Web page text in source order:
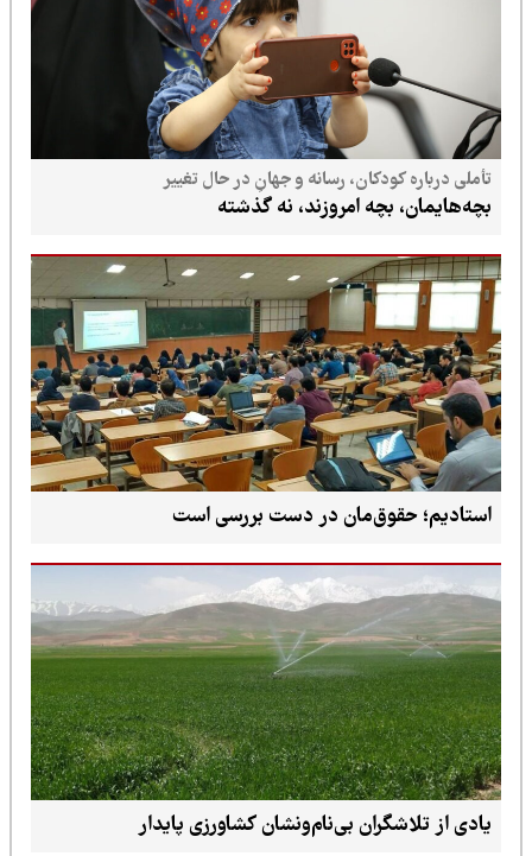
تأملی درباره کودکان، رسانه و جهانِ در حال تغییر
بچه‌هایمان، بچه امروزند، نه گذشته
استادیم؛ حقوق‌مان در دست بررسی است
یادی از تلاشگران بی‌نام‌ونشان کشاورزی پایدار